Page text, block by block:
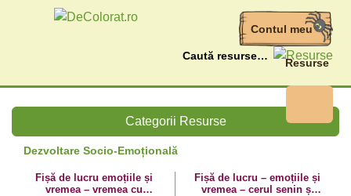
Contul meu
Resurse
Caută
Categorii Resurse
Dezvoltare Socio-Emoțională
Fișă de lucru emoțiile și
vremea – vremea cu
Fișă de lucru – emoțiile și
vremea – cerul senin și